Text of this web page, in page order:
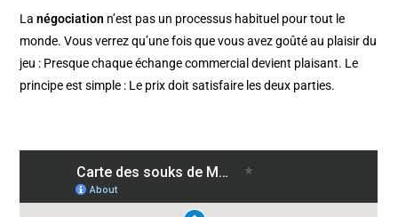
Lanégociation n’est pas un processus habituel pour tout le
monde. Vous verrez qu’une fois que vous avez goûté au plaisir du
jeu : Presque chaque échange commercial devient plaisant. Le
principe est simple : Le prix doit satisfaire les deux parties.